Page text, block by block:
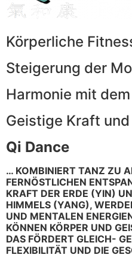
Körperliche
Steigerung der
Harmonie mit
Geistige Kraft
Qi Dance
… KOMBINIERT TANZ ZU
FERNÖSTLICHEN
KRAFT DER ERDE (YIN)
HIMMELS (YANG),
UND MENTALEN
KÖNNEN KÖRPER UND
DAS FÖRDERT GLEICH-
FLEXIBILITÄT UND DIE